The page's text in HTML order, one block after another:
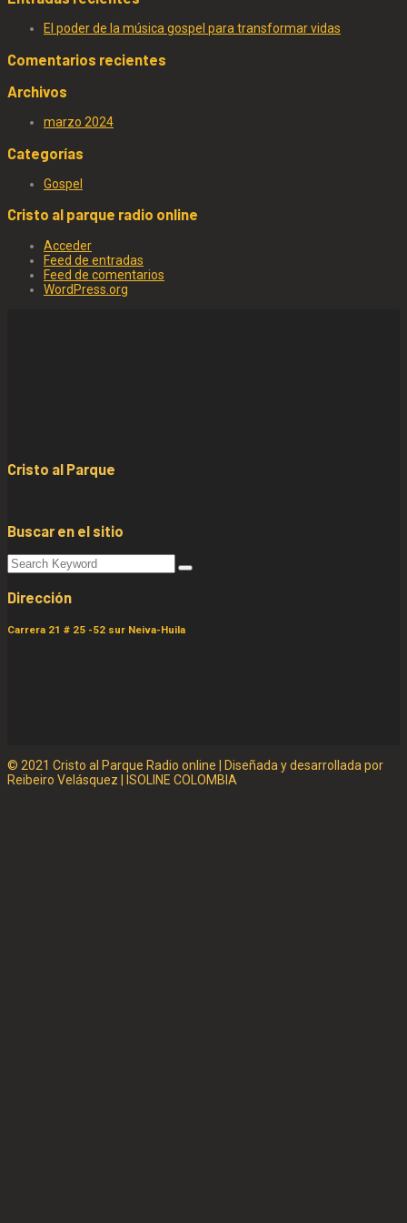
El poder de la música gospel para transformar vidas
Comentarios recientes
Archivos
marzo 2024
Categorías
Gospel
Cristo al parque radio online
Acceder
Feed de entradas
Feed de comentarios
WordPress.org
Cristo al Parque
Buscar en el sitio
Dirección
Carrera 21 # 25 -52 sur Neiva-Huila
© 2021 Cristo al Parque Radio online | Diseñada y desarrollada por
Reibeiro Velásquez | ISOLINE COLOMBIA